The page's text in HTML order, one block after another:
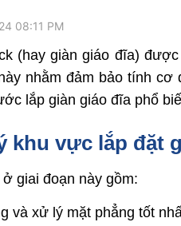
08:11 PM
giàn giáo đĩa) được
nhằm đảm bảo tính
lắp giàn giáo đĩa phổ
khu vực lắp đặt
giai đoạn này gồm:
và xử lý mặt phẳng tốt